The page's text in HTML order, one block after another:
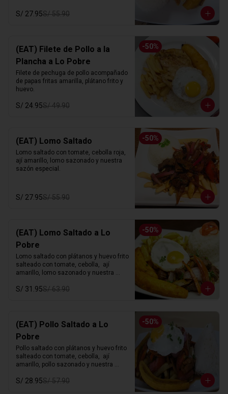
S/ 27.95S/ 55.90
-50%
(EAT) Filete de Pollo a la
Plancha a Lo Pobre
Filete de pechuga de pollo acompañado
de papas fritas amarilla, plátano frito y
huevo.
S/ 24.95S/ 49.90
-50%
(EAT) Lomo Saltado
Lomo saltado con tomate, cebolla roja,
ají amarillo, lomo sazonado y nuestra
sazón especial.
S/ 27.95S/ 55.90
-50%
(EAT) Lomo Saltado a Lo
Pobre
Lomo saltado con plátanos y huevo frito
salteado con tomate, cebolla,  ají
amarillo, lomo sazonado y nuestra
S/ 31.95S/ 63.90
-50%
(EAT) Pollo Saltado a Lo
Pobre
Pollo saltado con plátanos y huevo frito
salteado con tomate, cebolla,  ají
amarillo, pollo sazonado y nuestra
S/ 28.95S/ 57.90